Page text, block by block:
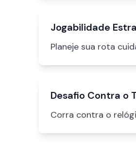
Jogabilidade
Planeje sua rota
Desafio Contra o
Corra contra o